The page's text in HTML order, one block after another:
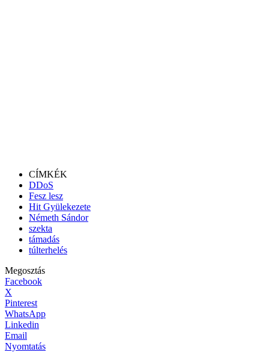
CÍMKÉK
DDoS
Fesz lesz
Hit Gyülekezete
Németh Sándor
szekta
támadás
túlterhelés
Megosztás
Facebook
X
Pinterest
WhatsApp
Linkedin
Email
Nyomtatás